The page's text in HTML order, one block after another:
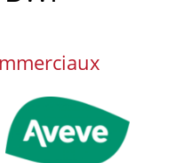
Afbeelding